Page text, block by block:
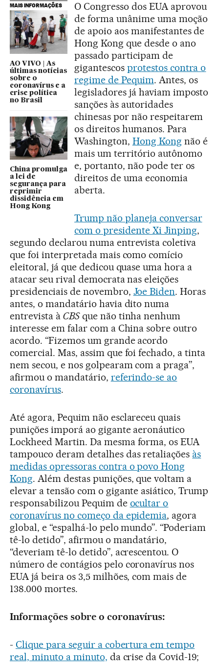
MAIS INFORMAÇÕES
AO VIVO | As
últimas notícias
sobre o
coronavírus e a
crise política
no Brasil
China promulga
a lei de
segurança para
reprimir
dissidência em
Hong Kong
O Congresso dos EUA aprovou
de forma unânime uma moção
de apoio aos manifestantes de
Hong Kong que desde o ano
passado participam de
gigantescos protestos contra o
regime de Pequim. Antes, os
legisladores já haviam imposto
sanções às autoridades
chinesas por não respeitarem
os direitos humanos. Para
Washington, Hong Kong não é
mais um território autônomo
e, portanto, não pode ter os
direitos de uma economia
aberta.
Trump não planeja conversar
com o presidente Xi Jinping,
segundo declarou numa entrevista coletiva
que foi interpretada mais como comício
eleitoral, já que dedicou quase uma hora a
atacar seu rival democrata nas eleições
presidenciais de novembro, Joe Biden. Horas
antes, o mandatário havia dito numa
entrevista àCBSque não tinha nenhum
interesse em falar com a China sobre outro
acordo. “Fizemos um grande acordo
comercial. Mas, assim que foi fechado, a tinta
nem secou, e nos golpearam com a praga”,
afirmou o mandatário, referindo-se ao
coronavírus.
Até agora, Pequim não esclareceu quais
punições imporá ao gigante aeronáutico
Lockheed Martin. Da mesma forma, os EUA
tampouco deram detalhes das retaliações às
medidas opressoras contra o povo Hong
Kong. Além destas punições, que voltam a
elevar a tensão com o gigante asiático, Trump
responsabilizou Pequim de ocultar o
coronavírus no começo da epidemia, agora
global, e “espalhá-lo pelo mundo”. “Poderiam
tê-lo detido”, afirmou o mandatário,
“deveriam tê-lo detido”, acrescentou. O
número de contágios pelo coronavírus nos
EUA já beira os 3,5 milhões, com mais de
138.000 mortes.
Informações sobre o coronavírus:
- Clique para seguir a cobertura em tempo
real, minuto a minuto, da crise da Covid-19;